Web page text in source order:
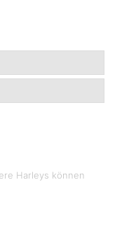
Harleys können